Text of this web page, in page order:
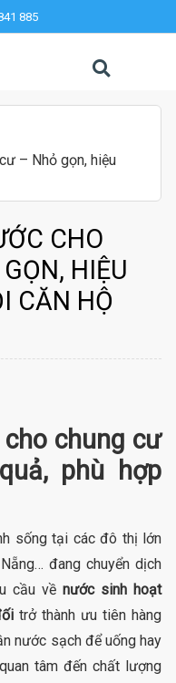
885
– Nhỏ gọn, hiệu
CHO
HIỆU
CĂN HỘ
chung cư
phù hợp
sống tại các đô thị lớn
đang chuyển dịch
cầu về nước sinh hoạt
trở thành ưu tiên hàng
nước sạch để uống hay
tâm đến chất lượng